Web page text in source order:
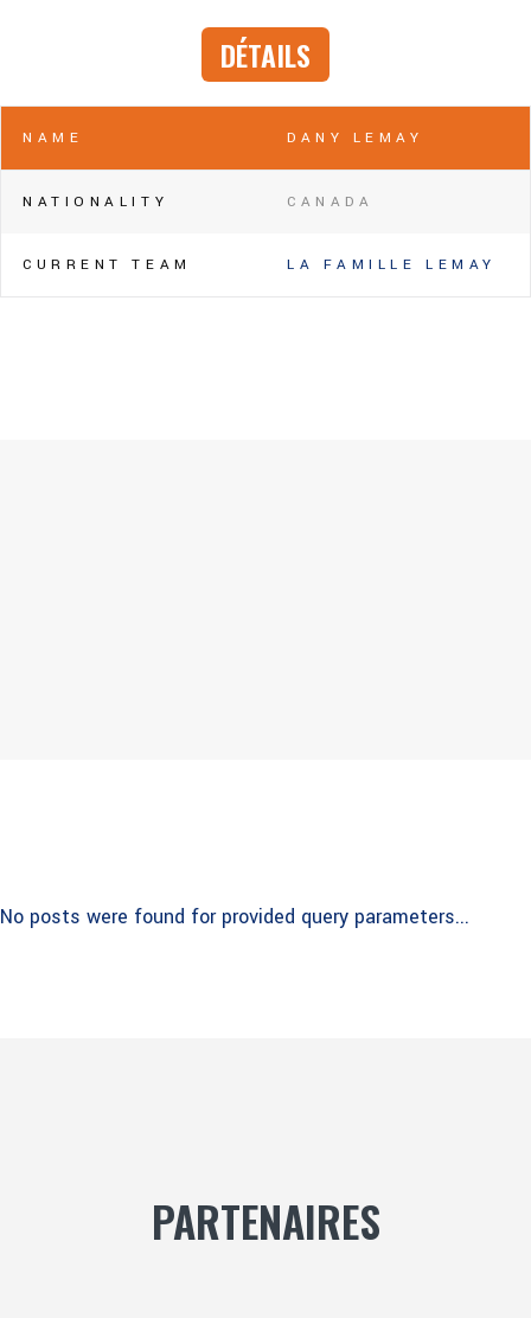
DÉTAILS
NAME DANY LEMAY
NATIONALITY CANADA
CURRENT TEAM LA FAMILLE LEMAY
No posts were found for provided query parameters...
PARTENAIRES